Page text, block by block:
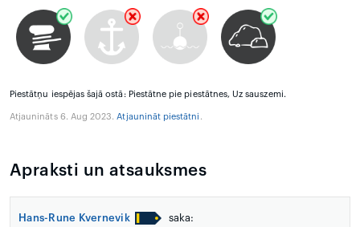
Piestātņu iespējas šajā ostā: Piestātne pie piestātnes, Uz sauszemi.
Atjaunināts 6. Aug 2023.Atjaunināt piestātni .
Apraksti un atsauksmes
Hans-Rune Kvernevik saka: